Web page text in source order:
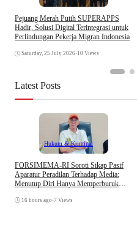
Pejuang Merah Putih SUPERAPPS
Hadir, Solusi Digital Terintegrasi untuk
Perlindungan Pekerja Migran Indonesia
Saturday, 25 July 2026•10 Views
Latest Posts
Hukum & Kriminal
​FORSIMEMA-RI Soroti Sikap Pasif
Aparatur Peradilan Terhadap Media:
Menutup Diri Hanya Memperburuk
16 hours ago •7 Views